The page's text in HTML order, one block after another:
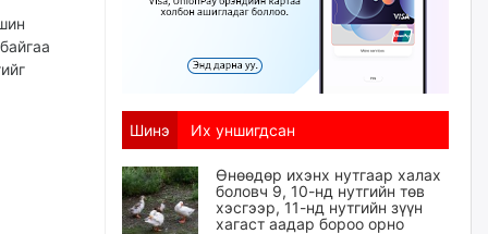
Шинэ Их уншигдсан
Өнөөдөр ихэнх нутгаар халах
боловч 9, 10-нд нутгийн төв
хэсгээр, 11-нд нутгийн зүүн
хагаст аадар бороо орно